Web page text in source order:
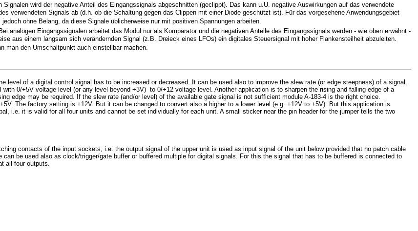
Signalen wird der negative Anteil des Eingangssignals abgeschnitten (geclippt). Das kann u.U. negative Auswirkungen auf das verwendete
verwendeten Signals ab (d.h. ob die Schaltung gegen das Clippen mit einer Diode geschützt ist). Für das vorgesehene Anwendungsgebiet
ohne Belang, da diese Signale üblicherweise nur mit positiven Spannungen arbeiten.
analogen Eingangssignalen arbeitet das Modul nur als Komparator und die negativen Anteile des Eingangssignals werden - wie oben erwähnt -
aus einem langsam sich verändernden Signal (z.B. Dreieck eines LFOs) ein digitales Steuersignal mit hoher Flankensteilheit abzuleiten.
man den Umschaltpunkt auch einstellbar machen.
level of a digital control signal has to be increased or decreased. It can be used also to improve the slew rate (or edge steepness) of a signal.
0/+5V voltage level (or any level beyond +3V) to 0/+12 voltage level. Another application is to sharpen the rising and falling edge of a
edge may be required. If the slew rate (and/or level) of the available gate signal is not sufficient module A-183-4 is the right choice.
The factory setting is +12V. But it can be changed to convert also a higher to a lower level (e.g. +12V to +5V). But this application is
i.e. it is valid for all four units and cannot be set individually for each unit. A small sticker near the pin header for the jumper tells the two
contacts of the input sockets, i.e. the output signal of the upper unit is used as input signal of the unit below provided that no patch cable
be used also as clock/trigger/gate buffer or buffered multiple for digital signals. For this the signal that has to be buffered is connected to
all four outputs.